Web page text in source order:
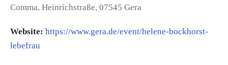
Comma, Heinrichstraße, 07545 Gera
Website: https://www.gera.de/event/helene-bockhorst-
lebefrau